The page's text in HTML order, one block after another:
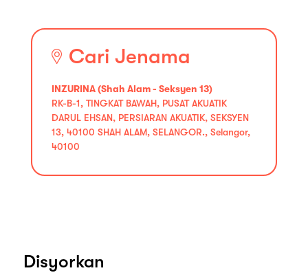
Cari Jenama
INZURINA (Shah Alam - Seksyen 13)
RK-B-1, TINGKAT BAWAH, PUSAT AKUATIK
DARUL EHSAN, PERSIARAN AKUATIK, SEKSYEN
13, 40100 SHAH ALAM, SELANGOR., Selangor,
40100
Disyorkan